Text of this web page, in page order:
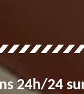
24h/24